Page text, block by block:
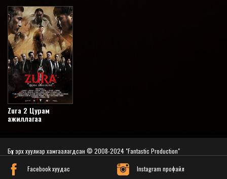
Zura 2 Цурам
ажиллагаа
Facebook хуудас Instagram профайл
Бүх эрх хуулиар хамгаалагдсан © 2008-2024 "Fantastic Production"
Вэб сайт